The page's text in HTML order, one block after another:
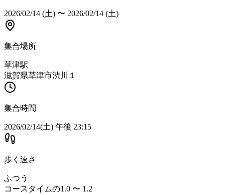
2026/02/14 (土) 〜 2026/02/14 (土)
集合場所
草津駅
滋賀県草津市渋川１
集合時間
2026/02/14(土) 午後 23:15
歩く速さ
ふつう
コースタイムの1.0 〜 1.2